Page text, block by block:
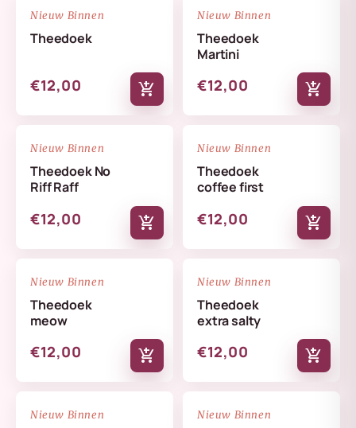
NIEUW
Nieuw Binnen
Theedoek
€12,00 add_shopping_cart
NIEUW
Nieuw Binnen
Theedoek
Martini
€12,00 add_shopping_cart
NIEUW
Nieuw Binnen
Theedoek No
Riff Raff
€12,00 add_shopping_cart
NIEUW
Nieuw Binnen
Theedoek
coffee first
€12,00 add_shopping_cart
NIEUW
Nieuw Binnen
Theedoek
meow
€12,00 add_shopping_cart
NIEUW
Nieuw Binnen
Theedoek
extra salty
€12,00 add_shopping_cart
NIEUW
Nieuw Binnen NIEUW
Nieuw Binnen